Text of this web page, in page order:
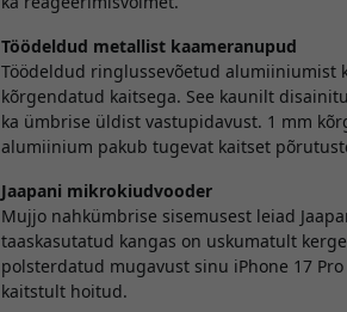
Töödeldud metallist kaameranupud
Töödeldud ringlussevõetud alumiiniumist
kõrgendatud kaitsega. See kaunilt
ka ümbrise üldist vastupidavust. 1 mm
alumiinium pakub tugevat kaitset
Jaapani mikrokiudvooder
Mujjo nahkümbrise sisemusest leiad
taaskasutatud kangas on uskumatult
polsterdatud mugavust sinu iPhone 17
kaitstult hoitud.